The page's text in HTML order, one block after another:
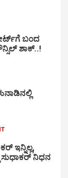
ಬಂದ
ಶಾಕ್..!
ಇನ್ನಿಲ್ಲ,
ಸುಧಾಕರ್ ನಿಧನ